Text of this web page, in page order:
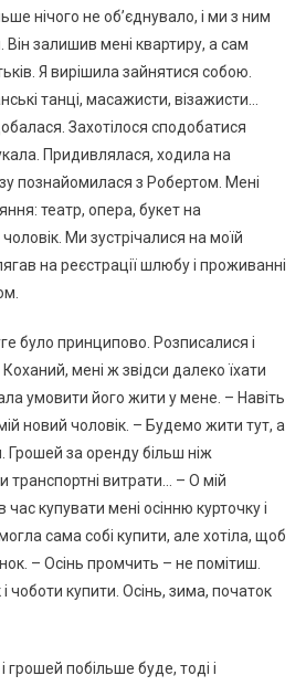
нічого не об’єднувало, і ми з ним
залишив мені квартиру, а сам
Я вирішила зайнятися собою.
танці, масажисти, візажисти…
Захотілося сподобатися
Придивлялася, ходила на
познайомилася з Робертом. Мені
театр, опера, букет на
Ми зустрічалися на моїй
на реєстрації шлюбу і проживанні
було принципово. Розписалися і
мені ж звідси далеко їхати
умовити його жити у мене. – Навіть
новий чоловік. – Будемо жити тут, а
Грошей за оренду більш ніж
транспортні витрати… – О мій
купувати мені осінню курточку і
сама собі купити, але хотіла, щоб
– Осінь промчить – не помітиш.
чоботи купити. Осінь, зима, початок
грошей побільше буде, тоді і